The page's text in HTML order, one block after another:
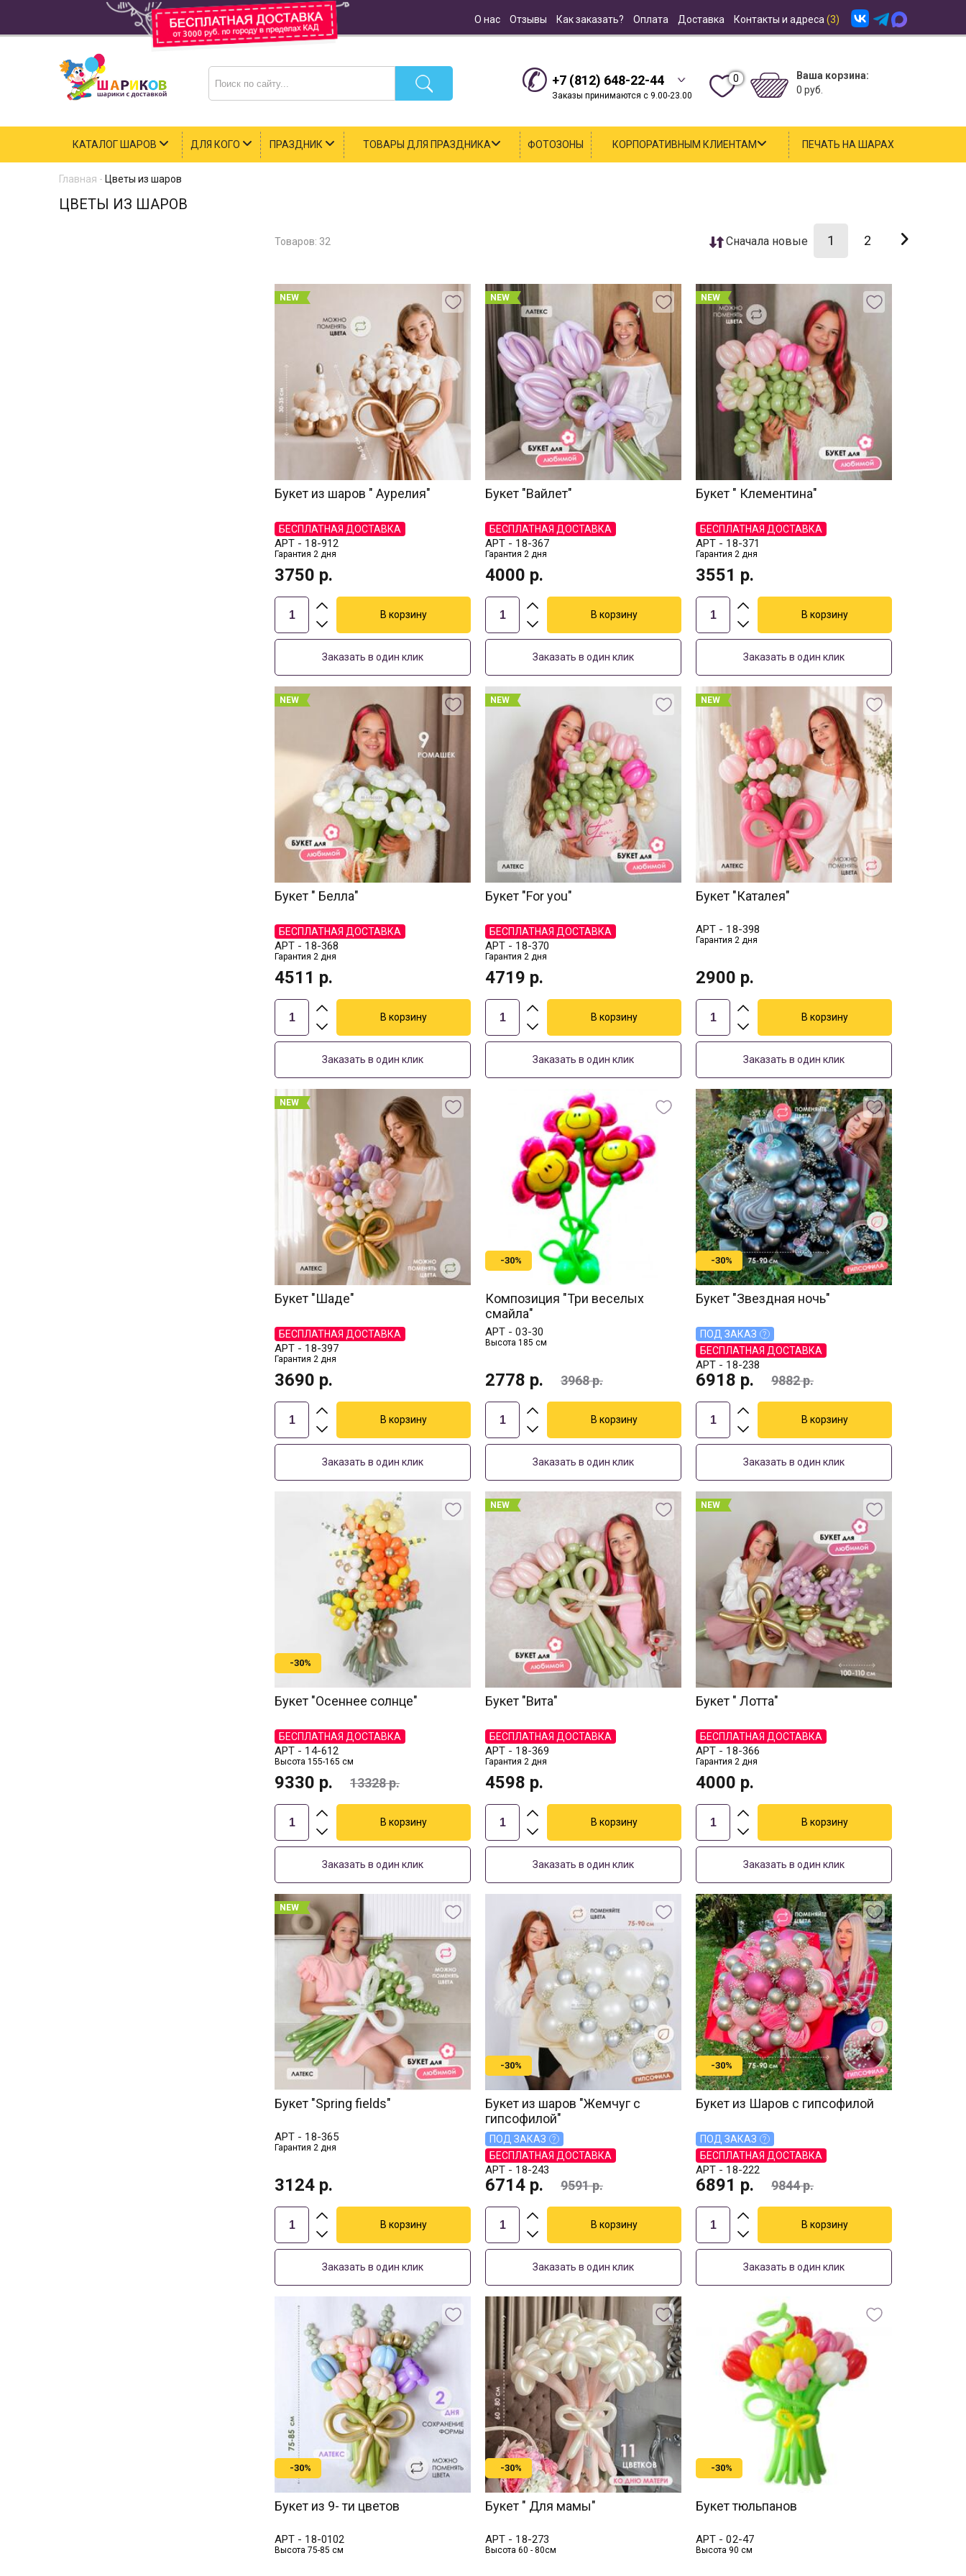
О нас Отзывы Как заказать? Оплата Доставка Контакты и адреса (3)
+7 (812) 648-22-44
Заказы принимаются с 9.00-23.00
0
Ваша корзина:
0 руб.
КАТАЛОГ ШАРОВ ДЛЯ КОГО ПРАЗДНИК ТОВАРЫ ДЛЯ ПРАЗДНИКА ФОТОЗОНЫ КОРПОРАТИВНЫМ КЛИЕНТАМ ПЕЧАТЬ НА ШАРАХ
Главная - Цветы из шаров
ЦВЕТЫ ИЗ ШАРОВ
Товаров: 32 Cначала новые 1 2
NEW
Букет из шаров " Аурелия"
БЕСПЛАТНАЯ ДОСТАВКА
АРТ - 18-912
Гарантия 2 дня
3750 р.
Заказать в один клик
NEW
Букет "Вайлет"
БЕСПЛАТНАЯ ДОСТАВКА
АРТ - 18-367
Гарантия 2 дня
4000 р.
Заказать в один клик
NEW
Букет " Клементина"
БЕСПЛАТНАЯ ДОСТАВКА
АРТ - 18-371
Гарантия 2 дня
3551 р.
Заказать в один клик
NEW
Букет " Белла"
БЕСПЛАТНАЯ ДОСТАВКА
АРТ - 18-368
Гарантия 2 дня
4511 р.
Заказать в один клик
NEW
Букет "For you"
БЕСПЛАТНАЯ ДОСТАВКА
АРТ - 18-370
Гарантия 2 дня
4719 р.
Заказать в один клик
NEW
Букет "Каталея"
АРТ - 18-398
Гарантия 2 дня
2900 р.
Заказать в один клик
NEW
Букет "Шаде"
БЕСПЛАТНАЯ ДОСТАВКА
АРТ - 18-397
Гарантия 2 дня
3690 р.
Заказать в один клик
-30%
Композиция "Три веселых
смайла"
АРТ -03-30
Высота 185 см
2778 р. 3968р.
Заказать в один клик
-30%
Букет "Звездная ночь"
ПОД ЗАКАЗ
БЕСПЛАТНАЯ ДОСТАВКА
АРТ - 18-238
6918 р. 9882р.
Заказать в один клик
-30%
Букет "Осеннее солнце"
БЕСПЛАТНАЯ ДОСТАВКА
АРТ - 14-612
Высота 155-165 см
9330 р. 13328р.
Заказать в один клик
NEW
Букет "Вита"
БЕСПЛАТНАЯ ДОСТАВКА
АРТ - 18-369
Гарантия 2 дня
4598 р.
Заказать в один клик
NEW
Букет " Лотта"
БЕСПЛАТНАЯ ДОСТАВКА
АРТ - 18-366
Гарантия 2 дня
4000 р.
Заказать в один клик
NEW
Букет "Spring fields"
АРТ - 18-365
Гарантия 2 дня
3124 р.
Заказать в один клик
-30%
Букет из шаров "Жемчуг с
гипсофилой"
ПОД ЗАКАЗ
БЕСПЛАТНАЯ ДОСТАВКА
АРТ - 18-243
6714 р. 9591р.
Заказать в один клик
-30%
Букет из Шаров с гипсофилой
ПОД ЗАКАЗ
БЕСПЛАТНАЯ ДОСТАВКА
АРТ - 18-222
6891 р. 9844р.
Заказать в один клик
-30%
Букет из 9- ти цветов
АРТ - 18-0102
Высота 75-85 см
-30%
Букет " Для мамы"
АРТ - 18-273
Высота 60 - 80см
-30%
Букет тюльпанов
АРТ -02-47
Высота 90 см